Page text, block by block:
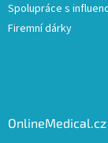
Spolupráce s
Firemní dárky
OnlineMedical.cz